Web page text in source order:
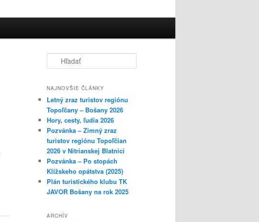
ľ
d
ť
NAJNOVŠIE ČLÁNKY
Letný zraz turistov regiónu
Topoľčany – Bošany 2026
Hory, cesty, ľudia 2026
Pozvánka – Zimný zraz
turistov regiónu Topoľčian
2026 v Nitrianskej Blatnici
Pozvánka – Po stopách
Klížskeho opátstva (2025)
Plán turistického klubu TK
JAVOR Bošany na rok 2025
ARCHÍV